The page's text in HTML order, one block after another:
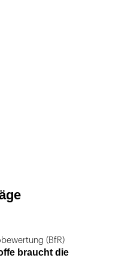
(BfR)
braucht die